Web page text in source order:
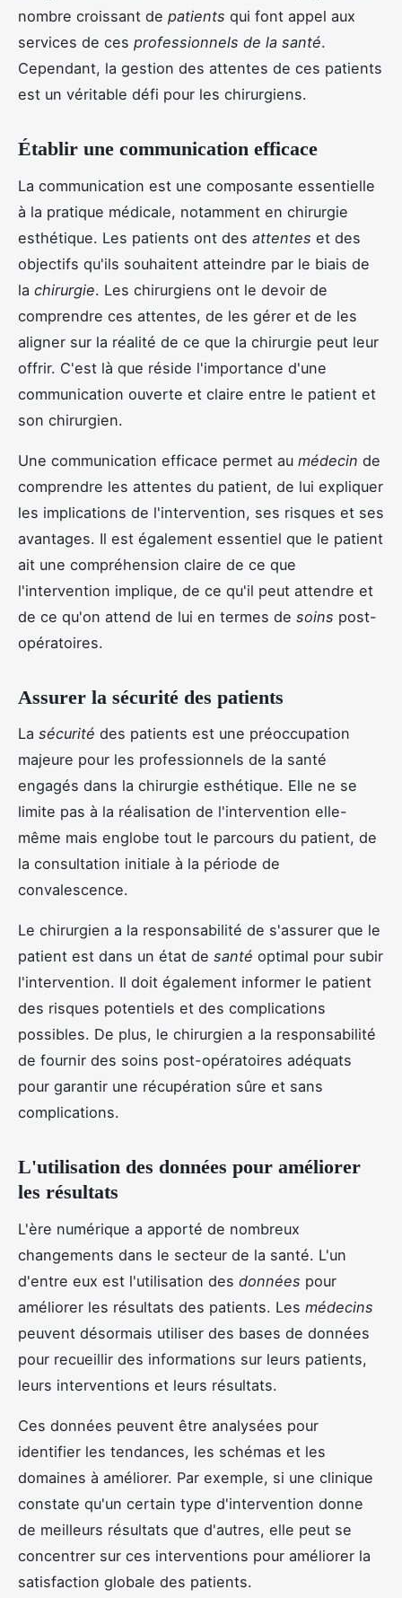
nombre croissant de patients qui font appel aux
services de ces professionnels de la santé.
Cependant, la gestion des attentes de ces patients
est un véritable défi pour les chirurgiens.
Établir une communication efficace
La communication est une composante essentielle
à la pratique médicale, notamment en chirurgie
esthétique. Les patients ont des attentes et des
objectifs qu'ils souhaitent atteindre par le biais de
la chirurgie. Les chirurgiens ont le devoir de
comprendre ces attentes, de les gérer et de les
aligner sur la réalité de ce que la chirurgie peut leur
offrir. C'est là que réside l'importance d'une
communication ouverte et claire entre le patient et
son chirurgien.
Une communication efficace permet au médecin de
comprendre les attentes du patient, de lui expliquer
les implications de l'intervention, ses risques et ses
avantages. Il est également essentiel que le patient
ait une compréhension claire de ce que
l'intervention implique, de ce qu'il peut attendre et
de ce qu'on attend de lui en termes de soins post-
opératoires.
Assurer la sécurité des patients
La sécurité des patients est une préoccupation
majeure pour les professionnels de la santé
engagés dans la chirurgie esthétique. Elle ne se
limite pas à la réalisation de l'intervention elle-
même mais englobe tout le parcours du patient, de
la consultation initiale à la période de
convalescence.
Le chirurgien a la responsabilité de s'assurer que le
patient est dans un état de santé optimal pour subir
l'intervention. Il doit également informer le patient
des risques potentiels et des complications
possibles. De plus, le chirurgien a la responsabilité
de fournir des soins post-opératoires adéquats
pour garantir une récupération sûre et sans
complications.
L'utilisation des données pour améliorer
les résultats
L'ère numérique a apporté de nombreux
changements dans le secteur de la santé. L'un
d'entre eux est l'utilisation des données pour
améliorer les résultats des patients. Les médecins
peuvent désormais utiliser des bases de données
pour recueillir des informations sur leurs patients,
leurs interventions et leurs résultats.
Ces données peuvent être analysées pour
identifier les tendances, les schémas et les
domaines à améliorer. Par exemple, si une clinique
constate qu'un certain type d'intervention donne
de meilleurs résultats que d'autres, elle peut se
concentrer sur ces interventions pour améliorer la
satisfaction globale des patients.